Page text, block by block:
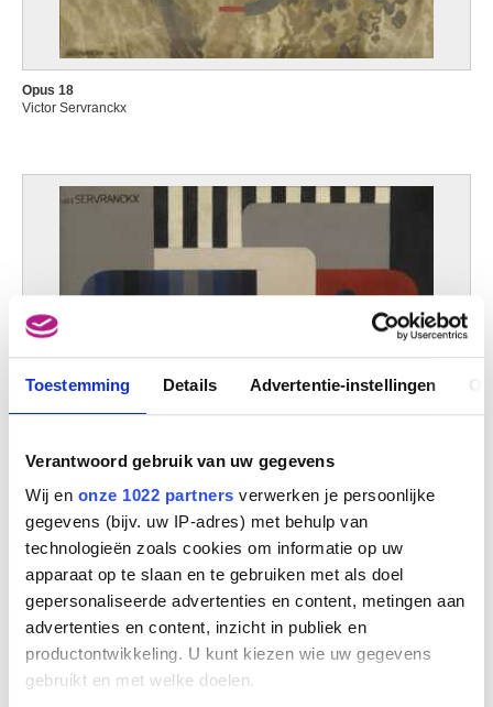
Toestemming Details Advertentie-instellingen
Verantwoord gebruik van uw gegevens
Wij en onze 1022 partners verwerken je persoonlijke
gegevens (bijv. uw IP-adres) met behulp van
technologieën zoals cookies om informatie op uw
apparaat op te slaan en te gebruiken met als doel
gepersonaliseerde advertenties en content, metingen aan
advertenties en content, inzicht in publiek en
productontwikkeling. U kunt kiezen wie uw gegevens
gebruikt en met welke doelen.
Opus 18
Victor Servranckx